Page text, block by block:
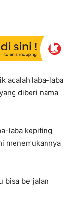
adalah laba-laba
diberi nama
laba kepiting
menemukannya
bisa berjalan